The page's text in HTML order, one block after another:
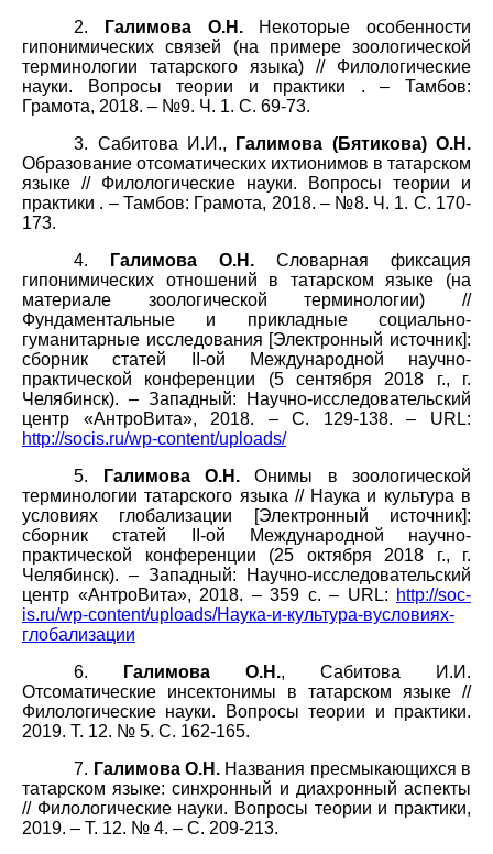
2. Галимова О.Н.
Некоторые особенности
гипонимических связей (на примере зоологической
терминологии татарского языка) // Филологические
науки. Вопросы теории и практики . – Тамбов:
Грамота, 2018. – №9. Ч. 1. С. 69-73.
3. Сабитова И .И ., Галимова (Бятикова) О.Н .
Образование отсоматических ихтионимов в татарском
языке // Филологические науки. Вопросы теории и
практики . – Тамбов: Грамота, 2018. – №8. Ч. 1. С. 170-
173.
4. Галимова О.Н.
Словарная фиксация
гипонимических отношений в татарском языке (на
материале зоологической терминологии) //
Фундаментальные и прикладные социально-
гуманитарные исследования [Электронный источник]:
сборник статей II-ой Международной научно-
практической конференции (5 сентября 2018 г., г.
Челябинск). – Западный: Научно-исследовательский
центр «АнтроВита», 2018. –С. 129-138. – URL:
http://socis.ru/wp-content/uploads/
5.
Галимова О.Н.Онимы в зоологической
терминологии татарского языка // Наука и культура в
условиях глобализации [Электронный источник]:
сборник статей II-ой Международной научно-
практической конференции (25 октября 2018 г., г.
Челябинск). – Западный: Научно-исследовательский
центр «АнтроВита», 2018. – 359 с. – URL: http://soc-
is.ru/wp-content/uploads/Наука-и-культура-вусловиях-
глобализации
6.
Галимова О.Н., Сабитова И.И.
Отсоматические инсектонимы в татарском языке //
Филологические науки. Вопросы теории и практики.
2019. Т. 12. № 5. С. 162-165.
7. Галимова О.Н. Названия пресмыкающихся в
татарском языке: синхронный и диахронный аспекты
// Филологические науки. Вопросы теории и практики,
2019. – Т. 12. № 4. – С. 209-213.